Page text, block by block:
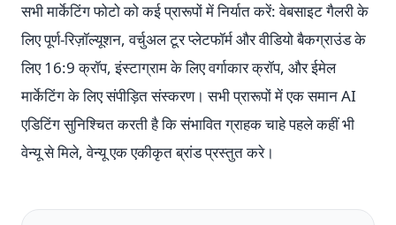
सभी मार्केटिंग फोटो को कई प्रारूपों में निर्यात करें: वेबसाइट गैलरी के
लिए पूर्ण-रिज़ॉल्यूशन, वर्चुअल टूर प्लेटफॉर्म और वीडियो बैकग्राउंड के
लिए 16:9 क्रॉप, इंस्टाग्राम के लिए वर्गाकार क्रॉप, और ईमेल
मार्केटिंग के लिए संपीड़ित संस्करण। सभी प्रारूपों में एक समान AI
एडिटिंग सुनिश्चित करती है कि संभावित ग्राहक चाहे पहले कहीं भी
वेन्यू से मिले, वेन्यू एक एकीकृत ब्रांड प्रस्तुत करे।